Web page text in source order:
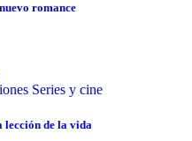
romance
Series y cine
lección de la vida